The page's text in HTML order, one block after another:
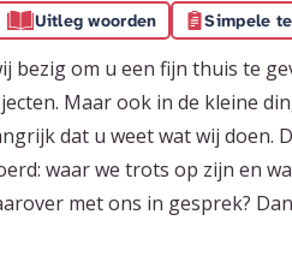
Uitleg woorden Simpele
bezig om u een fijn thuis te
Maar ook in de kleine
dat u weet wat wij doen.
waar we trots op zijn en
met ons in gesprek?